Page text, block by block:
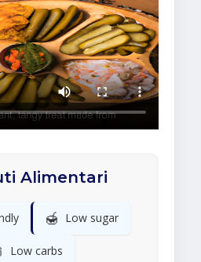
Alimentari
🍯 Low sugar
Low carbs